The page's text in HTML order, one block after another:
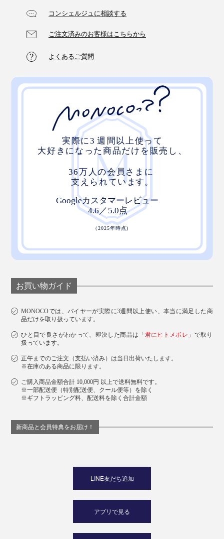
仕事熱心な家族や上司へ、誕生日に、昇進や退職、就職
の記念に、プレゼントとしても、ぜひどうぞ。
コンシェルジュに相談する
ご注文済みのお客様はこちらから
よくあるご質問
お買い物ガイド
MONOCOでは、バイヤーが実際に3週間以上使い、本当に満足した商
品だけを取り扱っています。
ひと目で良さがわかって、即決した商品は「君にヒトメボレ 」で取り
扱っています。
正午までのご注文（支払い済み）は当日出荷いたします。
※在庫のある商品に限ります。
ご購入商品金額合計 10,000円 以上で送料無料です。
※一部配送便（特別配送便、クール便等）を除く
※ギフトラッピング料、配送料を除く合計金額
新商品と会員特典をお届け！
LINE友だち追加
アプリで見る